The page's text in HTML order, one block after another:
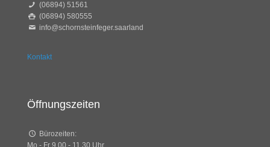
(06894) 51561
(06894) 580555
info@schornsteinfeger.saarland
Kontakt
Öffnungszeiten
Bürozeiten:
Mo - Fr 9.00 - 11.30 Uhr